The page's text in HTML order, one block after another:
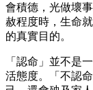
會積德，光做壞
赦程度時，生命
的真實目的。
「認命」並不是
活態度。「不認